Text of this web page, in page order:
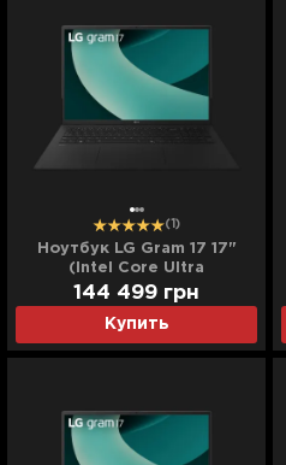
(1)
Ноутбук LG Gram 17 17"
(Intel Core Ultra
7/32GB/4TB (SSD)/Intel
Arc) (17Z90TL-H.AUB6U23)
(Standard)
Купить
144 499 грн